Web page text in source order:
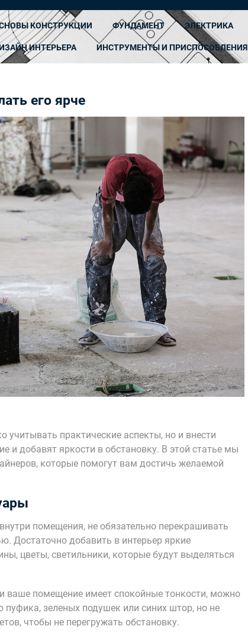
КОНСТРУКЦИИ ФУНДАМЕНТ ЭЛЕКТРИКА
ИНТЕРЬЕРА ИНСТРУМЕНТЫ И ПРИСПОСОБЛЕНИЯ
его ярче
учитывать практические аспекты, но и внести
и добавят яркости в обстановку. В этой статье мы
которые помогут вам достичь желаемой
помещения, не обязательно перекрашивать
Достаточно добавить в интерьер яркие
цветы, светильники, которые будут выделяться
ваше помещение имеет спокойные тонкости, можно
пуфика, зеленых подушек или синих штор, но не
чтобы не перегружать обстановку.